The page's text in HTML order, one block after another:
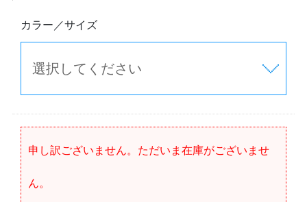
カラー／サイズ
申し訳ございません。ただいま在庫がございませ
ん。